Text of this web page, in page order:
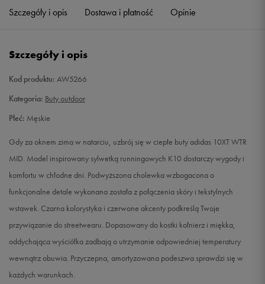
41 1/3
43 1/3 27,5 cm
44 2/3 28,5 cm Powiadom o dostępności
45 1/3 29 cm Powiadom o dostępności
46 2/3 30 cm Powiadom o dostępności
48 31 cm
Szczegóły i opis Dostawa i płatność Opinie
Szczegóły i opis
Kod produktu: AW5266
Kategoria: Buty outdoor
Płeć: Męskie
Gdy za oknem zima w natarciu, uzbrój się w ciepłe buty adidas 10XT WTR
MID. Model inspirowany sylwetką runningowych K10 dostarczy wygody i
komfortu w chłodne dni. Podwyższona cholewka wzbogacona o
funkcjonalne detale wykonana została z połączenia skóry i tekstylnych
wstawek. Czarna kolorystyka i czerwone akcenty podkreślą Twoje
przywiązanie do streetwearu. Dopasowany do kostki kołnierz i miękka,
oddychająca wyściółka zadbają o utrzymanie odpowiedniej temperatury
wewnątrz obuwia. Przyczepna, amortyzowana podeszwa sprawdzi się w
każdych warunkach.